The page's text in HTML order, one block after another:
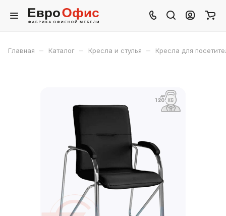
Главная – Каталог – Кресла и стулья – Кресла для